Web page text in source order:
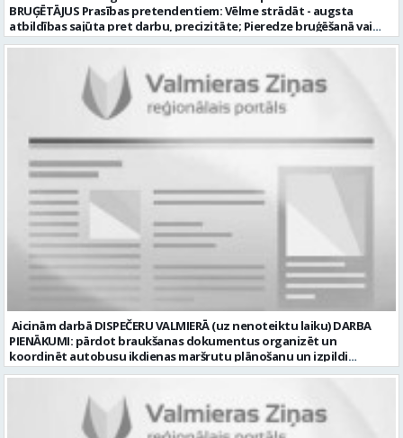
BRUĢĒTĀJUS Prasības pretendentiem: Vēlme strādāt - augsta
atbildības sajūta pret darbu, precizitāte; Pieredze bruģēšanā vai
ceļu būvniecībā. Darba pienākumi: Bruģakmens ieklāšana; Ceļu, ielas
Bruģakmens pamatnes sagatavošana. Mēs nodrošinām: Stabilu
atalgojumu; Stabilu darbu ilgtermiņā; Nodrošinām ar darba
apģērbu un darba instrumentiem; Labus darba apstākļus. Darba
laika veids un režīms: normālais darba laiks; darba dienās 8.00-17.00;
sestdienas, svētdienas un svētku dienas brīvas. Darba objekti
Valmierā un tās apkārtnē (Vidzemē). CV ar amata norādi lūdzam
sūtīt uz e-pastu: vbrugis@inbox.lv Tālrunis informācijai: 26121050.
Profesija: BRUĢĒTĀJS Darba vietas adrese: LATVIJA, Alejas iela 10,
Valmiermuiža, Valmieras pag., Valmieras nov. Darba laika veids:
Normālais darba laiks Darba veids: Darbinieka amats uz nenoteiktu
laiku Slodze: Viena vesela slodze Darbības joma: Būvniecība /
Nekustamais īpašums Pieteikto vietu skaits: 1 Līgums: Darbinieka
amats uz nenoteiktu laiku Aktuāla līdz: 2026-08-20 Kontaktpersona:
CV lūdzam sūtīt uz e-pastu: vbrugis@inbox.lv
Aicinām darbā DISPEČERU VALMIERĀ (uz nenoteiktu laiku) DARBA
PIENĀKUMI: pārdot braukšanas dokumentus organizēt un
koordinēt autobusu ikdienas maršrutu plānošanu un izpildi
nodrošināt autobusu vadītāju dienas darba uzdevumu
profesionālā izglītība augsta atbildības sajūta, precizitāte un labas
komunikācijas spējas labas iemaņas darbā ar datoru un
elektronisko kases aparātu UZŅĒMUMS PIEDĀVĀ: darbu stabilā